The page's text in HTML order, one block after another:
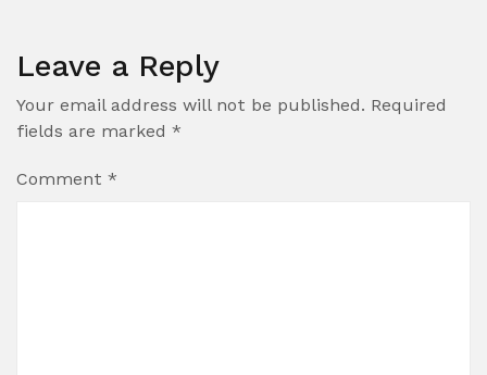
Leave a Reply
Your email address will not be published. Required
fields are marked *
Comment *